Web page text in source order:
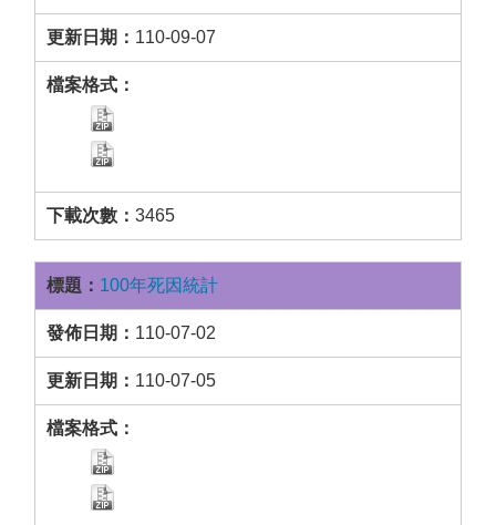
110-09-07
3465
100年死因統計
110-07-02
110-07-05